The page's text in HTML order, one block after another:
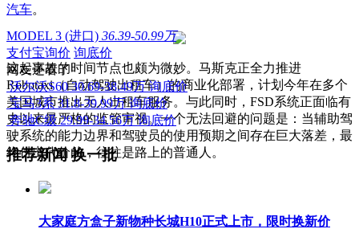
汽车。
这起事故的时间节点也颇为微妙。马斯克正全力推进
Robotaxi（自动驾驶出租车）的商业化部署，计划今年在多个
美国城市推出无人出租车服务。与此同时，FSD系统正面临有
史以来最严格的监管审视。一个无法回避的问题是：当辅助驾
驶系统的能力边界和驾驶员的使用预期之间存在巨大落差，最
终付出代价的，往往是路上的普通人。
MODEL 3 (进口) 36.39-50.99万
支付宝询价 询底价
网友还看了
沃尔沃S60 30.69-38.49万 询底价
宝马3系 31.8-39.99万 询底价
奔驰C级 29.99-34.56万 询底价
推荐新闻换一批
大家庭方盒子新物种长城H10正式上市，限时换新价